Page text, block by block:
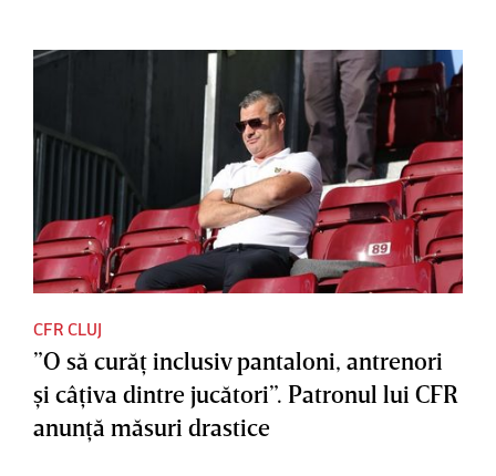
CFR CLUJ
”O să curăţ inclusiv pantaloni, antrenori
şi câţiva dintre jucători”. Patronul lui CFR
anunţă măsuri drastice